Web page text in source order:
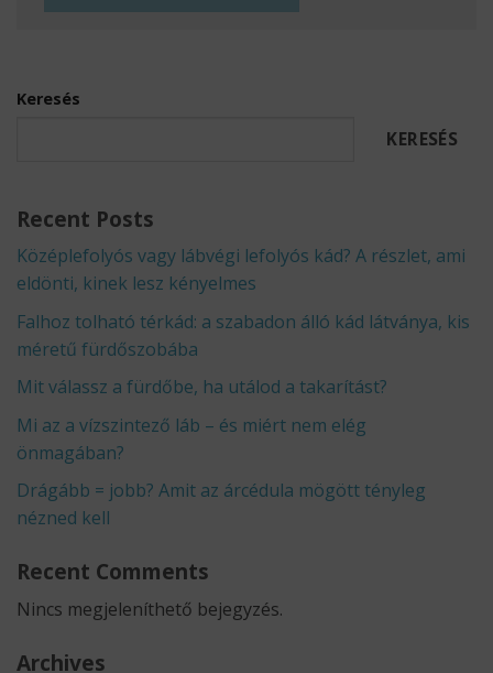
Keresés
KERESÉS
Recent Posts
Középlefolyós vagy lábvégi lefolyós kád? A részlet, ami
eldönti, kinek lesz kényelmes
Falhoz tolható térkád: a szabadon álló kád látványa, kis
méretű fürdőszobába
Mit válassz a fürdőbe, ha utálod a takarítást?
Mi az a vízszintező láb – és miért nem elég
önmagában?
Drágább = jobb? Amit az árcédula mögött tényleg
nézned kell
Recent Comments
Nincs megjeleníthető bejegyzés.
Archives